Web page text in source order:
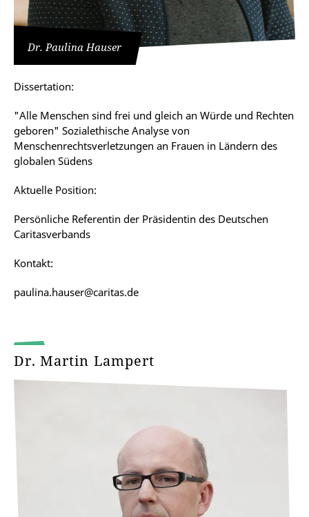
Dr. Paulina Hauser
Dissertation:
"Alle Menschen sind frei und gleich an Würde und Rechten
geboren" Sozialethische Analyse von
Menschenrechtsverletzungen an Frauen in Ländern des
globalen Südens
Aktuelle Position:
Persönliche Referentin der Präsidentin des Deutschen
Caritasverbands
Kontakt:
paulina.hauser@caritas.de
Dr. Martin Lampert